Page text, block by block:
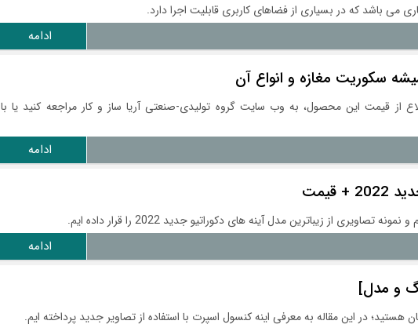
می باشد که در بسیاری از فضاهای کاربری قابلیت اجرا دارد.
سکوریت مغازه و انواع آن
از قیمت این محصول، به وب سایت گروه تولیدی-صنعتی آریا ساز و کار مراجعه کنید یا با
قیمت
و مدل]